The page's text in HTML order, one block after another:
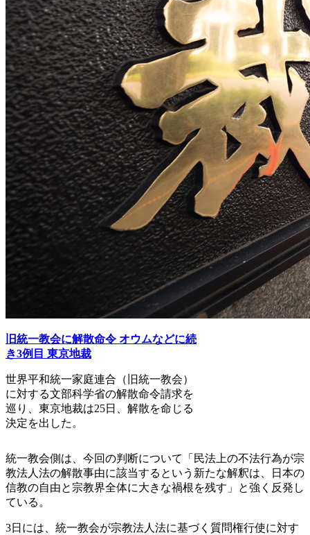
旧統一教会に解散命令 オウムなどに続
き3例目 東京地裁
世界平和統一家庭連合（旧統一教会）
に対する文部科学省の解散命令請求を
巡り、東京地裁は25日、解散を命じる
決定を出した。
統一教会側は、今回の判断について「民法上の不法行為が宗
教法人法の解散事由に該当するという新たな解釈は、日本の
信教の自由と宗教界全体に大きな禍根を残す」と強く反発し
ている。
3日には、統一教会が宗教法人法に基づく質問権行使に対す